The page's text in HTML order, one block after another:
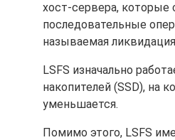
хост-сервера, которые
последовательные
называемая
LSFS изначально
накопителей (SSD), на
уменьшается.
Помимо этого, LSFS